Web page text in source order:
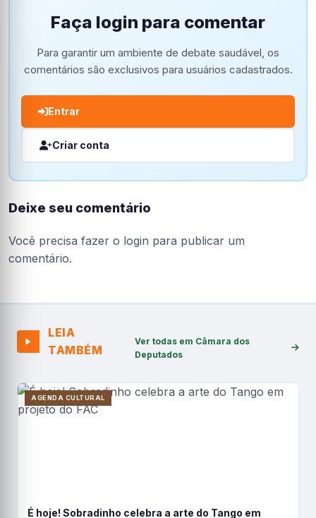
Faça login para comentar
Para garantir um ambiente de debate saudável, os
comentários são exclusivos para usuários cadastrados.
Entrar
Criar conta
Deixe seu comentário
Você precisa fazer o login para publicar um
comentário.
LEIA
TAMBÉM
Ver todas em Câmara dos
Deputados
AGENDA CULTURAL
É hoje! Sobradinho celebra a arte do Tango em